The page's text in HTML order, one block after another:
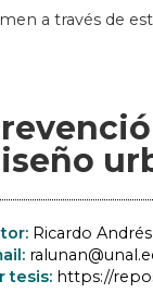
a través de
Ricardo
tesis: https://